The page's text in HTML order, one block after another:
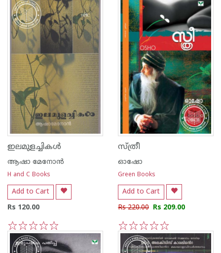
ഇലമുളച്ചികള്‍
ആഷാ മേനോന്‍
H and C Books
Add to Cart
Rs 120.00
5
4
3
2
1
സ്ത്രീ
ഓഷോ
Green Books
Add to Cart
Rs 220.00 Rs 209.00
5
4
3
2
1